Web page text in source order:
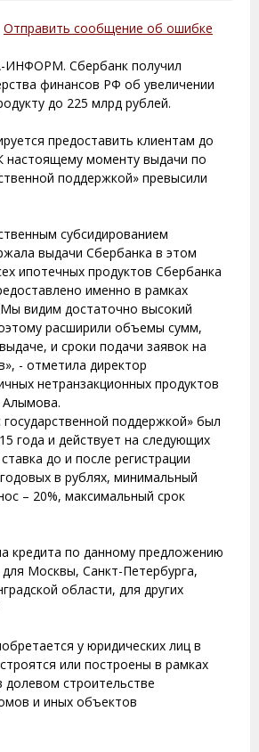
Отправить сообщение об ошибке
Сбербанк получил
финансов РФ об увеличении
до 225 млрд рублей.
предоставить клиентам до
настоящему моменту выдачи по
поддержкой» превысили
субсидированием
выдачи Сбербанка в этом
ипотечных продуктов Сбербанка
именно в рамках
видим достаточно высокий
расширили объемы сумм,
и сроки подачи заявок на
- отметила директор
нетранзакционных продуктов
Алымова.
поддержкой» был
года и действует на следующих
до и после регистрации
в рублях, минимальный
– 20%, максимальный срок
кредита по данному предложению
Москвы, Санкт-Петербурга,
области, для других
у юридических лиц в
или построены в рамках
долевом строительстве
и иных объектов